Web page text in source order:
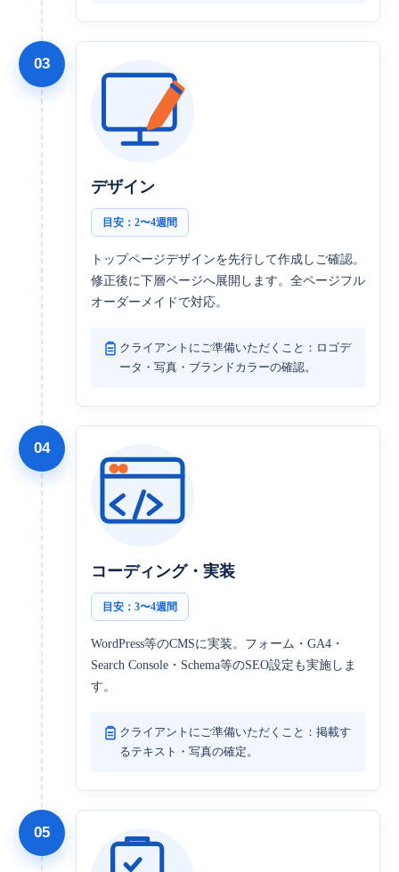
03
デザイン
目安：2〜4週間
トップページデザインを先行して作成しご確認。
修正後に下層ページへ展開します。全ページフル
オーダーメイドで対応。
クライアントにご準備いただくこと：ロゴデ
ータ・写真・ブランドカラーの確認。
04
コーディング・実装
目安：3〜4週間
WordPress等のCMSに実装。フォーム・GA4・
Search Console・Schema等のSEO設定も実施しま
す。
クライアントにご準備いただくこと：掲載す
るテキスト・写真の確定。
05